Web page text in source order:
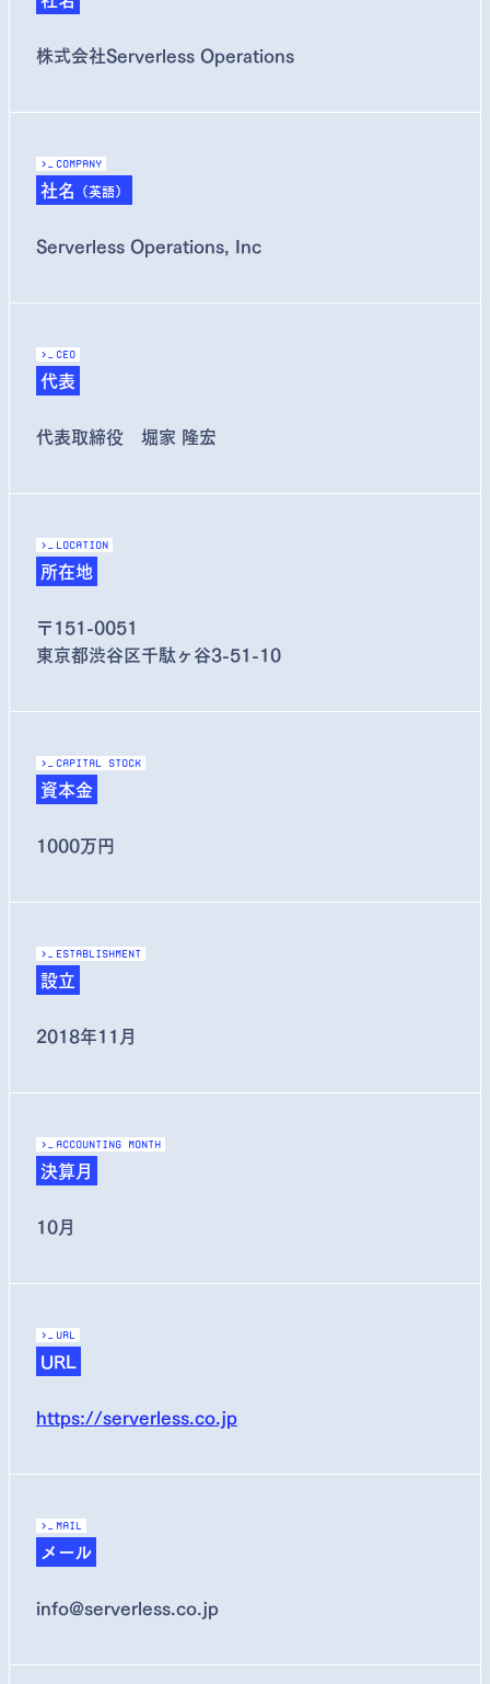
株式会社Serverless Operations
>_ COMPANY
社名 （英語）
Serverless Operations, Inc
>_ CEO
代表
代表取締役 堀家 隆宏
>_ Location
所在地
〒151-0051
東京都渋谷区千駄ヶ谷3-51-10
>_ capital stock
資本金
1000万円
>_ Establishment
設立
2018年11月
>_ accounting month
決算月
10月
>_ URL
URL
https://serverless.co.jp
>_ Mail
メール
info@serverless.co.jp